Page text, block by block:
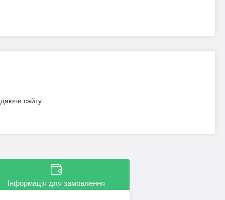
сайту.
Інформація для замовлення